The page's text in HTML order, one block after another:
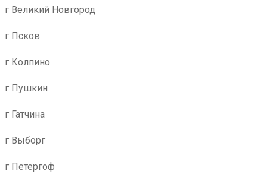
г Великий Новгород
г Псков
г Колпино
г Пушкин
г Гатчина
г Выборг
г Петергоф